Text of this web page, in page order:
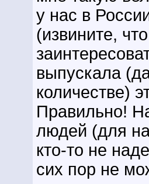
у нас в
(извините,
выпускала
количестве)
Правильно!
людей (для
кто-то не
сих пор не